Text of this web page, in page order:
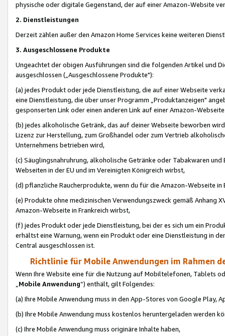
physische oder digitale Gegenstand, der auf einer Amazon-Website
2. Dienstleistungen
Derzeit zählen außer den Amazon Home Services keine weiteren
3. Ausgeschlossene Produkte
Ungeachtet der obigen Ausführungen sind die folgenden Artikel und
ausgeschlossen („Ausgeschlossene Produkte"):
(a) jedes Produkt oder jede Dienstleistung, die auf einer Webseite
eine Dienstleistung, die über unser Programm „Produktanzeigen"
gesponserten Link oder einen anderen Link auf einer Amazon-
(b) jedes alkoholische Getränk, das auf deiner Webseite beworben
Lizenz zur Herstellung, zum Großhandel oder zum Vertrieb
Unternehmens betrieben wird,
(c) Säuglingsnahruhrung, alkoholische Getränke oder Tabakwaren
Webseiten in der EU und im Vereinigten Königreich wirbst,
(d) pflanzliche Raucherprodukte, wenn du für die Amazon-Webseite in
(e) Produkte ohne medizinischen Verwendungszweck gemäß Anhang
Amazon-Webseite in Frankreich wirbst,
(f) jedes Produkt oder jede Dienstleistung, bei der es sich um ein
erhältst eine Warnung, wenn ein Produkt oder eine Dienstleistung in
Central ausgeschlossen ist.
Richtlinie für Mobile Anwendungen im Rahmen
Wenn Ihre Website eine für die Nutzung auf Mobiltelefonen, Tablets
„Mobile Anwendung“) enthält, gilt Folgendes:
(a) Ihre Mobile Anwendung muss in den App-Stores von Google Play,
(b) Ihre Mobile Anwendung muss kostenlos heruntergeladen werden
(c) Ihre Mobile Anwendung muss originäre Inhalte haben,